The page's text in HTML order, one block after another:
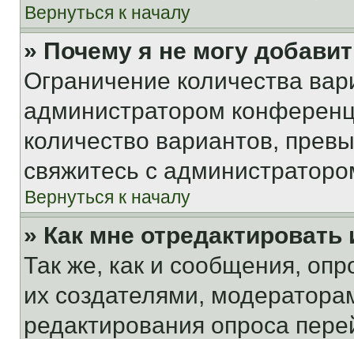
Вернуться к началу
» Почему я не могу
Ограничение количества
администратором
количество вариантов,
свяжитесь с
Вернуться к началу
» Как мне
Так же, как и сообщения,
их создателями,
редактирования опроса